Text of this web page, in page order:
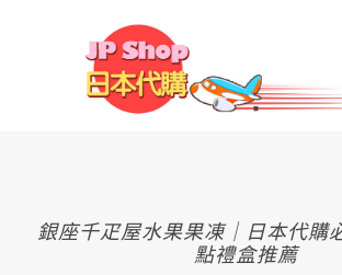
銀座千疋屋水果果凍｜日本代購
點禮盒推薦